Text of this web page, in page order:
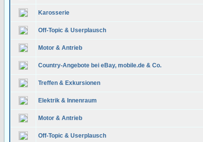
Karosserie
Off-Topic & Userplausch
Motor & Antrieb
Country-Angebote bei eBay, mobile.de & Co.
Treffen & Exkursionen
Elektrik & Innenraum
Motor & Antrieb
Off-Topic & Userplausch